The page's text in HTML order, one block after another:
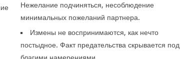
Нежелание подчиняться, несоблюдение
минимальных пожеланий партнера.
Измены не воспринимаются, как нечто
постыдное. Факт предательства скрывается под
благими намерениями.